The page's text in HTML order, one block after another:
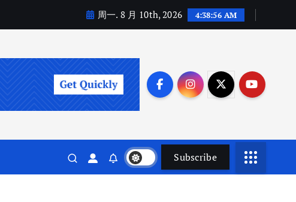
周一. 8 月 10th, 2026 4:38:57 AM
Subscribe